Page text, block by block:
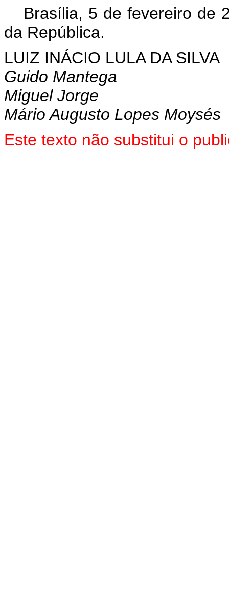
Brasília, 5 de fevereiro de
da República.
LUIZ INÁCIO LULA DA SILVA
Guido Mantega
Miguel Jorge
Mário Augusto Lopes Moysés
Este texto não substitui o